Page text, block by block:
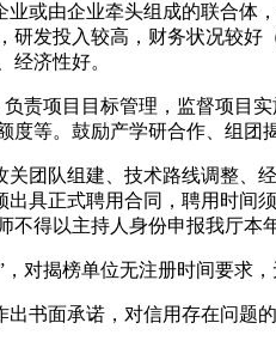
或由企业牵头组成的联合
发投入较高，财务状况较
经济性好。
责项目目标管理，监督项目
等。鼓励产学研合作、组团
团队组建、技术路线调整
具正式聘用合同，聘用时
得以主持人身份申报我厅本
对揭榜单位无注册时间要求
书面承诺，对信用存在问题